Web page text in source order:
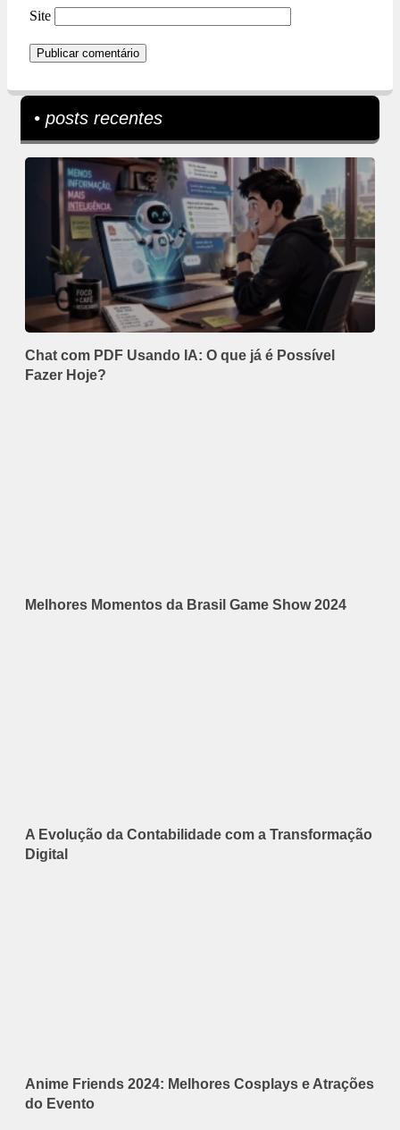
Site
• posts recentes
Chat com PDF Usando IA: O que já é Possível
Fazer Hoje?
Melhores Momentos da Brasil Game Show 2024
A Evolução da Contabilidade com a Transformação
Digital
Anime Friends 2024: Melhores Cosplays e Atrações
do Evento